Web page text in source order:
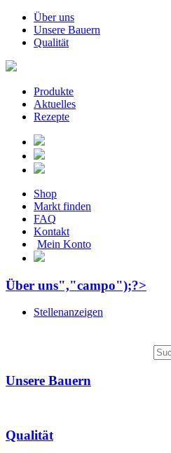
Über uns
Unsere Bauern
Qualität
Produkte
Aktuelles
Rezepte
Shop
Markt finden
FAQ
Kontakt
Mein Konto
Über uns","campo");?>
Stellenanzeigen
Unsere Bauern
Qualität